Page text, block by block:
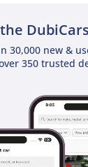
30,000 new &
350 trusted